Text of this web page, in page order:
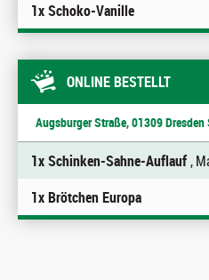
1x Schoko-Vanille
ONLINE BESTELLT
Augsburger Straße, 01309 Dresden
1x Schinken-Sahne-Auflauf,
1x Brötchen Europa